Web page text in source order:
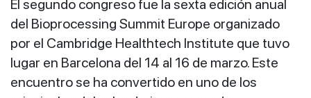
El segundo congreso fue la sexta edición anual
del Bioprocessing Summit Europe organizado
por el Cambridge Healthtech Institute que tuvo
lugar en Barcelona del 14 al 16 de marzo. Este
encuentro se ha convertido en uno de los